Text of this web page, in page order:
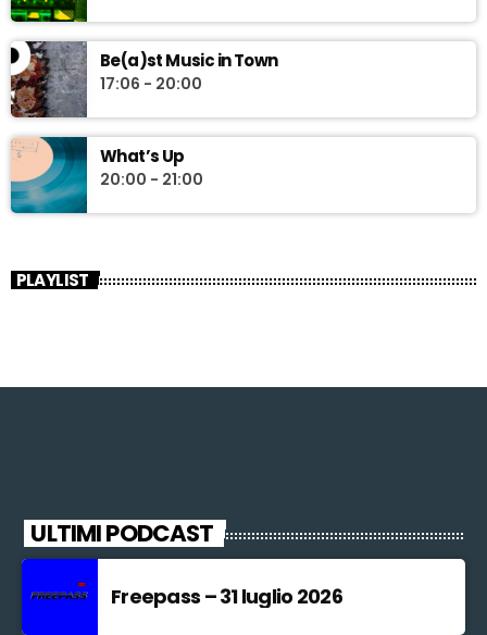
Be(a)st Music in Town
17:06 - 20:00
What’s Up
20:00 - 21:00
PLAYLIST
ULTIMI PODCAST
Freepass – 31 luglio 2026